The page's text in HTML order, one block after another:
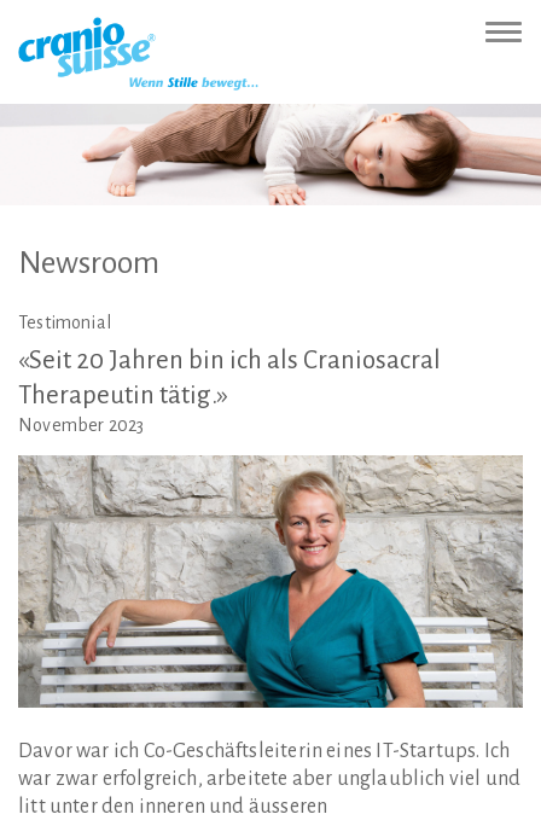
(Accesskey
Hauptnavigation
(Accesskey
Inhalt
(Accesskey
Sprachumschaltung
(Accesskey
Newsroom
Testimonial
«Seit 20 Jahren bin ich als Craniosacral
Therapeutin tätig.»
November 2023
Davor war ich Co-Geschäftsleiterin eines IT-Startups. Ich
war zwar erfolgreich, arbeitete aber unglaublich viel und
litt unter den inneren und äusseren